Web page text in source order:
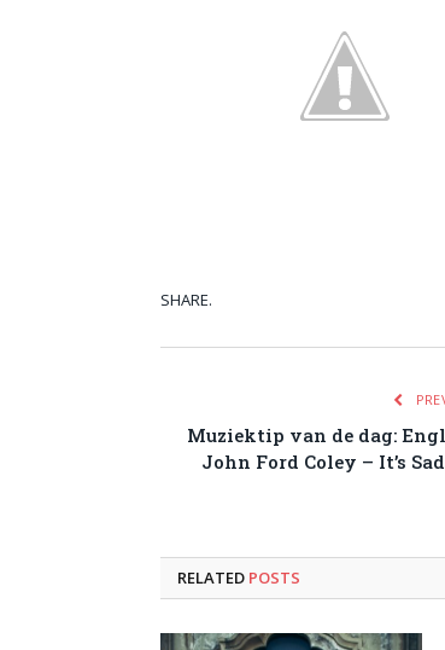
SHARE.
Muziektip van de dag:
John Ford Coley – It’s
RELATED POSTS